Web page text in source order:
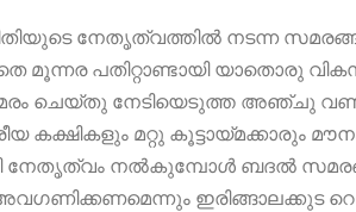
നേതൃത്വത്തിൽ നടന്ന
മൂന്നര പതിറ്റാണ്ടായി യാതൊരു
സമരം ചെയ്തു നേടിയെടുത്ത അഞ്ചു
കക്ഷികളും മറ്റു കൂട്ടായ്മക്കാരും
നേതൃത്വം നൽകുമ്പോൾ ബദൽ
അവഗണിക്കണമെന്നും